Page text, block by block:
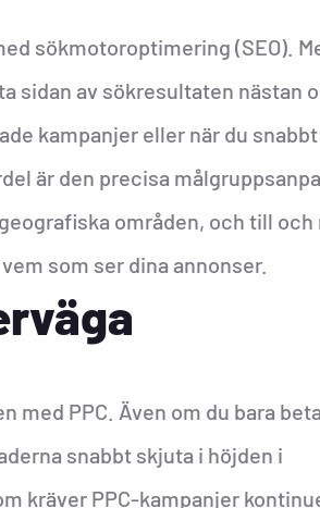
sökmotoroptimering (SEO).
sidan av sökresultaten nästan
kampanjer eller när du
är den precisa
områden, och till och
som ser dina annonser.
med PPC. Även om du bara
snabbt skjuta i höjden i
kräver PPC-kampanjer